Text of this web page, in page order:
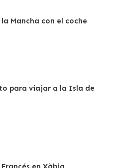
Mancha con el coche
para viajar a la Isla de